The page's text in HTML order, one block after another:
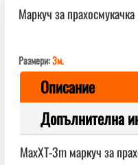
Маркуч за
Размери:3м.
Описание
Допълнителна
MaxXT-3m маркуч за